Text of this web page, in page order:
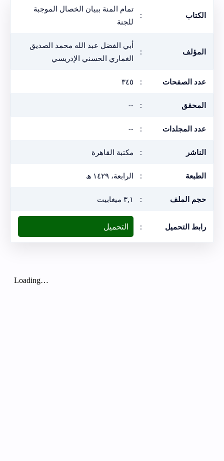
الكتاب :
تمام المنة ببيان الخصال الموجبة
للجنة
المؤلف :
أبي الفضل عبد الله محمد الصديق
الغماري الحسني الإدريسي
عدد الصفحات : ٣٤٥
المحقق :
--
عدد المجلدات :
--
الناشر : مكتبة القاهرة
الطبعة : الرابعة، ١٤٢٩ ھ
حجم الملف : ٣,١ ميغابيت
رابط التحميل : التحميل